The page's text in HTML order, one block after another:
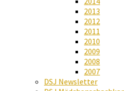
2013
2012
2011
2010
2009
2008
2007
DSJ Newsletter